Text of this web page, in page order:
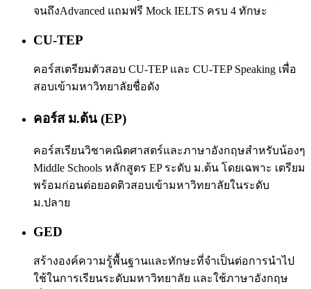
จนถึงAdvanced แถมฟรี Mock IELTS ครบ 4 ทักษะ
CU-TEP
คอร์สเตรียมตัวสอบ CU-TEP และ CU-TEP Speaking เพื่อ
สอบเข้ามหาวิทยาลัยชื่อดัง
คอร์ส ม.ต้น (EP)
คอร์สเรียนวิชาคณิตศาสตร์และภาษาอังกฤษสำหรับน้องๆ
Middle Schools หลักสูตร EP ระดับ ม.ต้น โดยเฉพาะ เตรียม
พร้อมก่อนต่อยอดติวสอบเข้ามหาวิทยาลัยในระดับ
ม.ปลาย
GED
สร้างองค์ความรู้พื้นฐานและทักษะที่จำเป็นต่อการนำไป
ใช้ในการเรียนระดับมหาวิทยาลัย และใช้ภาษาอังกฤษ